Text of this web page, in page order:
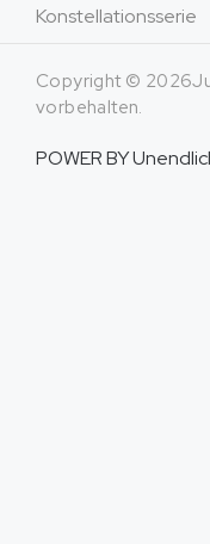
Konstellationsserie
Copyright ©
vorbehalten.
POWER BY